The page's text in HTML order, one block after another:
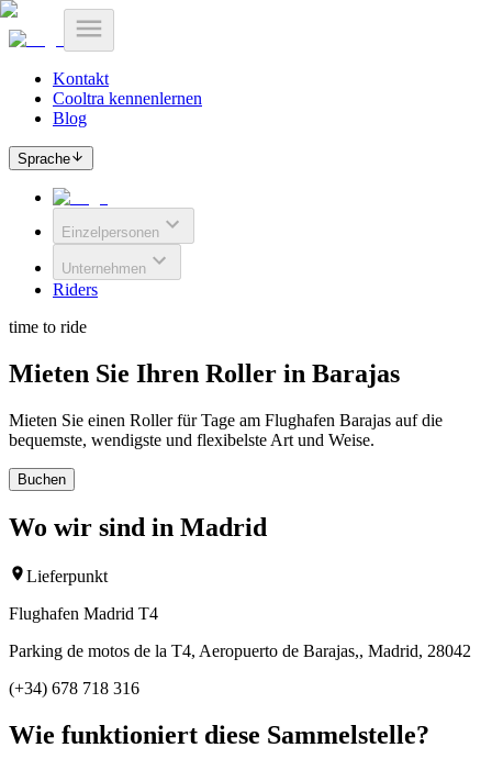
Kontakt
Cooltra kennenlernen
Blog
Sprache
Einzelpersonen
Unternehmen
Riders
time to ride
Mieten Sie Ihren Roller in Barajas
Mieten Sie einen Roller für Tage am Flughafen Barajas auf die
bequemste, wendigste und flexibelste Art und Weise.
Buchen
Wo wir sind in Madrid
Lieferpunkt
Flughafen Madrid T4
Parking de motos de la T4, Aeropuerto de Barajas,, Madrid, 28042
(+34) 678 718 316
Wie funktioniert diese Sammelstelle?